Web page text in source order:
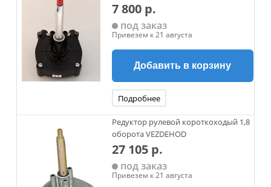
7 800 р.
под заказ
Привезем к 21 августа
Добавить в корзину
Подробнее
Редуктор рулевой короткоходый 1,8
оборота VEZDEHOD
27 105 р.
под заказ
Привезем к 21 августа